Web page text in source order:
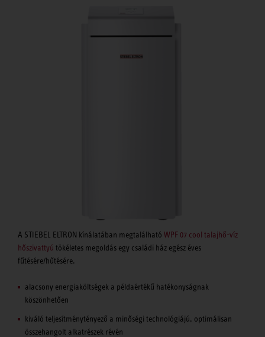
A STIEBEL ELTRON kínálatában megtalálható WPF 07 cool talajhő-víz
hőszivattyú tökéletes megoldás egy családi ház egész éves
fűtésére/hűtésére.
alacsony energiaköltségek a példaértékű hatékonyságnak
köszönhetően
kiváló teljesítménytényező a minőségi technológiájú, optimálisan
összehangolt alkatrészek révén